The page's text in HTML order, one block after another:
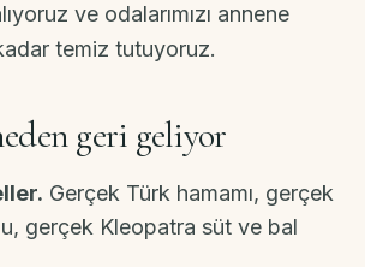
ve odalarımızı annene
temiz tutuyoruz.
geri geliyor
Gerçek Türk hamamı, gerçek
gerçek Kleopatra süt ve bal